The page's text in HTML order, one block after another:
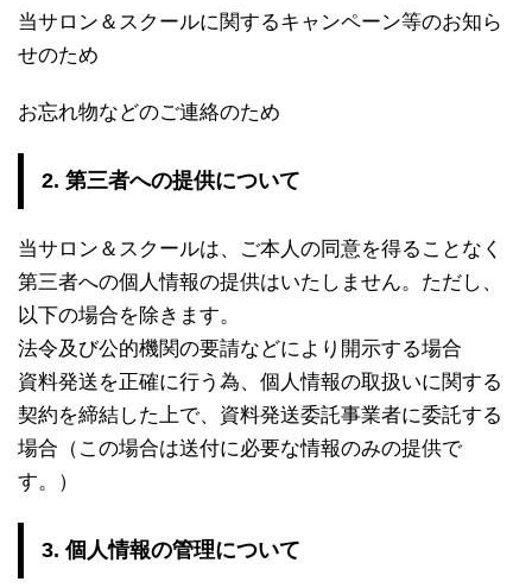
当サロン＆スクールに関するキャンペーン等のお知ら
せのため
お忘れ物などのご連絡のため
2. 第三者への提供について
当サロン＆スクールは、ご本人の同意を得ることなく
第三者への個人情報の提供はいたしません。ただし、
以下の場合を除きます。
法令及び公的機関の要請などにより開示する場合
資料発送を正確に行う為、個人情報の取扱いに関する
契約を締結した上で、資料発送委託事業者に委託する
場合（この場合は送付に必要な情報のみの提供で
す。）
3. 個人情報の管理について